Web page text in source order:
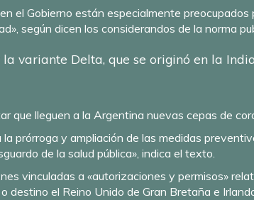
el Gobierno están especialmente preocupados
según dicen los considerandos de la norma
variante Delta, que se originó en la
que lleguen a la Argentina nuevas cepas de
prórroga y ampliación de las medidas
de la salud pública», indica el texto.
vinculadas a «autorizaciones y permisos»
el Reino Unido de Gran Bretaña e